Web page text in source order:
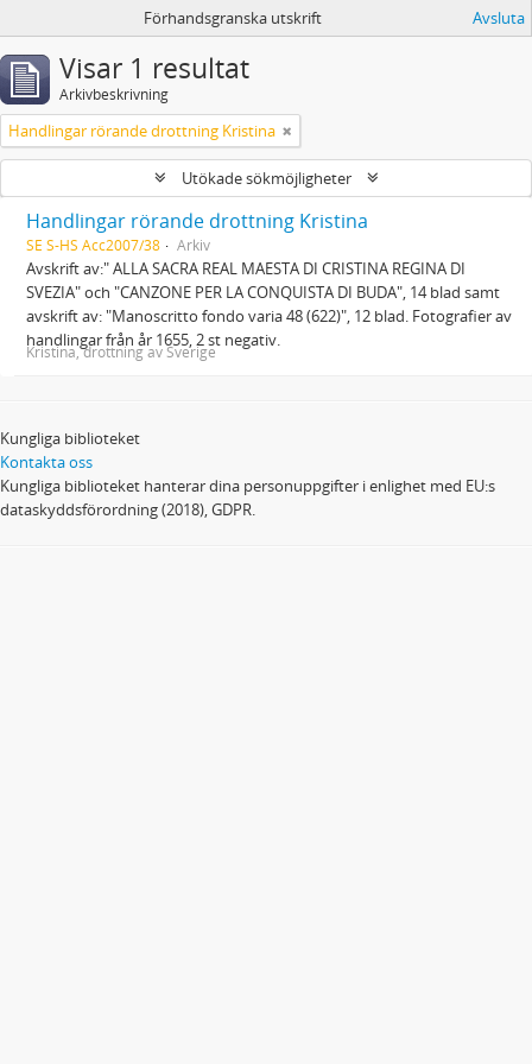
Förhandsgranska utskrift Avsluta
Visar 1 resultat
Arkivbeskrivning
Handlingar rörande drottning Kristina
Utökade sökmöjligheter
Handlingar rörande drottning Kristina
SE S-HS Acc2007/38 Arkiv
Avskrift av:" ALLA SACRA REAL MAESTA DI CRISTINA REGINA DI
SVEZIA" och "CANZONE PER LA CONQUISTA DI BUDA", 14 blad samt
avskrift av: "Manoscritto fondo varia 48 (622)", 12 blad. Fotografier av
handlingar från år 1655, 2 st negativ.
Kristina, drottning av Sverige
Kungliga biblioteket
Kontakta oss
Kungliga biblioteket hanterar dina personuppgifter i enlighet med EU:s
dataskyddsförordning (2018), GDPR.